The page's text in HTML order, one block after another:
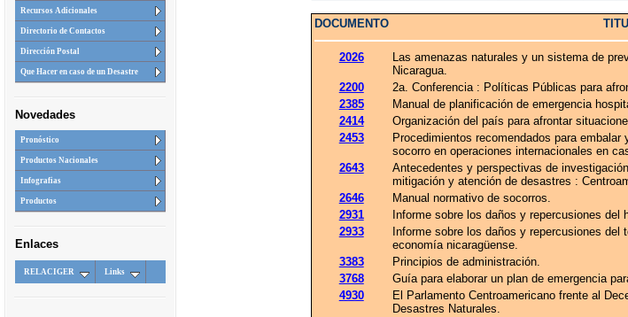
Recursos Adicionales
Directorio de Contactos
Dirección Postal
Que Hacer en caso de un Desastre
Novedades
Pronóstico
Productos Nacionales
Infografias
Productos
Enlaces
RELACIGER Links
DOCUMENTO
2026
Las amenazas naturales y un sistema de
Nicaragua.
2200
2a. Conferencia : Políticas Públicas para
2385
Manual de planificación de emergencia
2414
Organización del país para afrontar
2453
Procedimientos recomendados para
socorro en operaciones internacionales en
2643
Antecedentes y perspectivas de
mitigación y atención de desastres :
2646
Manual normativo de socorros.
2931
Informe sobre los daños y repercusiones del
2933
Informe sobre los daños y repercusiones del
economía nicaragüense.
3383
Principios de administración.
3768
Guía para elaborar un plan de emergencia
4930
El Parlamento Centroamericano frente al
Desastres Naturales.